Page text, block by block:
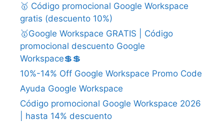
🥇 Código promocional Google Workspace
gratis (descuento 10%)
🥇Google Workspace GRATIS | Código
promocional descuento Google
Workspace💲💲
10%-14% Off Google Workspace Promo Code
Ayuda Google Workspace
Código promocional Google Workspace 2026
| hasta 14% descuento